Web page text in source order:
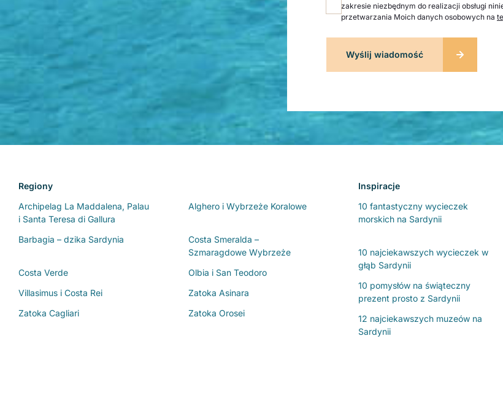
zakresie niezbędnym do realizacji obsługi
przetwarzania Moich danych osobowych na
Regiony
Archipelag La Maddalena, Palau
i Santa Teresa di Gallura
Alghero i Wybrzeże Koralowe
Barbagia – dzika Sardynia
Costa Smeralda –
Szmaragdowe Wybrzeże
Costa Verde
Olbia i San Teodoro
Villasimus i Costa Rei
Zatoka Asinara
Zatoka Cagliari
Zatoka Orosei
Inspiracje
10 fantastyczny wycieczek
morskich na Sardynii
10 najciekawszych wycieczek w
głąb Sardynii
10 pomysłów na świąteczny
prezent prosto z Sardynii
12 najciekawszych muzeów na
Sardynii